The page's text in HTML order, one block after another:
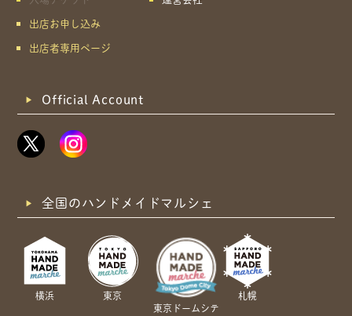
出店お申し込み
出店者専用ページ
Official Account
全国のハンドメイドマルシェ
横浜
東京
東京ドームシテ
札幌